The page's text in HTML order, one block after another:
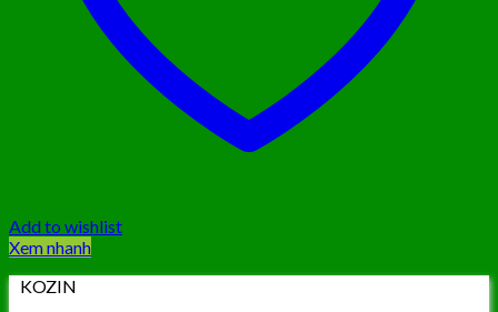
Add to wishlist
Xem nhanh
KOZIN